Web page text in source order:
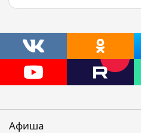
Афиша